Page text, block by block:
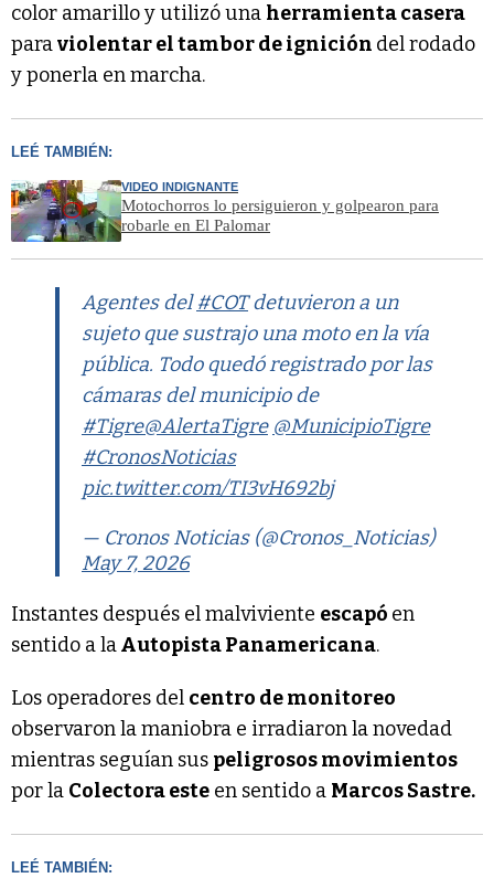
color amarillo y utilizó una herramienta casera
paraviolentar el tambor de ignición del rodado
y ponerla en marcha.
LEÉ TAMBIÉN:
VIDEO INDIGNANTE
Motochorros lo persiguieron y golpearon para
robarle en El Palomar
Agentes del#COTdetuvieron a un
sujeto que sustrajo una moto en la vía
pública. Todo quedó registrado por las
cámaras del municipio de
#Tigre@AlertaTigre @MunicipioTigre
#CronosNoticias
pic.twitter.com/TI3vH692bj
— Cronos Noticias (@Cronos_Noticias)
May 7, 2026
Instantes después el malviviente escapó en
sentido a laAutopista Panamericana.
Los operadores del centro de monitoreo
observaron la maniobra e irradiaron la novedad
mientras seguían sus peligrosos movimientos
por la Colectora este en sentido a Marcos Sastre.
LEÉ TAMBIÉN: